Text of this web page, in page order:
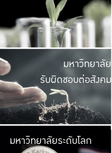
มีพื้นที่เขียวสดใส
เป็นป่าในเมือง เกษต
มหาวิ
ค
เปิดประ
และพบเรื่องราวใ
มหาวิทยาลัย
รับผิดชอบต่อสังคม
มหาวิ
มหาวิทยาลัยระดับโลก